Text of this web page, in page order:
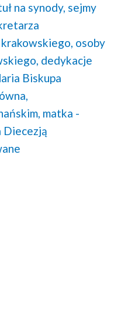
na synody, sejmy
osoby
dedykacje
Biskupa
matka -
Diecezją